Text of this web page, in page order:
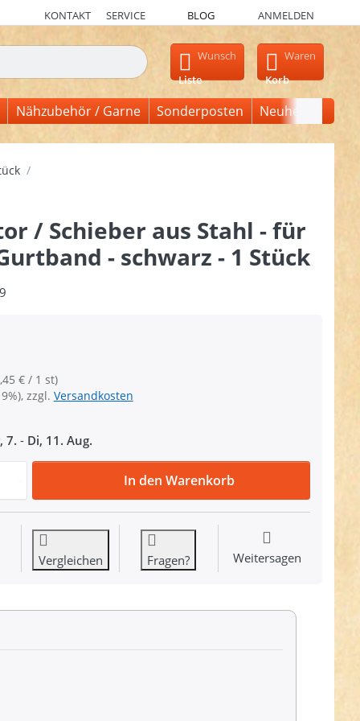
KONTAKT SERVICE BLOG ANMELDEN
erscheinen automatisch erste Ergebnisse. Drücken Sie die
Wunsch
Liste
Waren
Korb
Nähzubehör / Garne Sonderposten Neuheiten
/ Schieber aus Stahl - für
- schwarz - 1 Stück
€ / 1 st)
zzgl. Versandkosten
7. - Di, 11. Aug.
Regulator / Schieber aus Stahl - für 30mm Gurtband -
In den Warenkorb
Vergleichen Fragen? Weitersagen